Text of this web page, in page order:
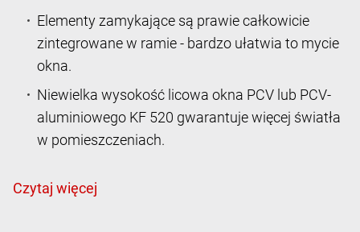
Elementy zamykające są prawie całkowicie
zintegrowane w ramie - bardzo ułatwia to mycie
okna.
Niewielka wysokość licowa okna PCV lub PCV-
aluminiowego KF 520 gwarantuje więcej światła
w pomieszczeniach.